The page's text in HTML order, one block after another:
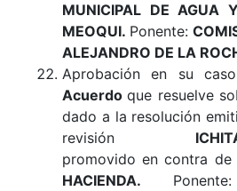
MUNICIPAL DE AGUA
MEOQUI. Ponente:
ALEJANDRO DE LA
Aprobación en su
Acuerdoque resuelve
dado a la resolución
revisión ICHITAIP/
promovido en contra de
HACIENDA. Ponente: